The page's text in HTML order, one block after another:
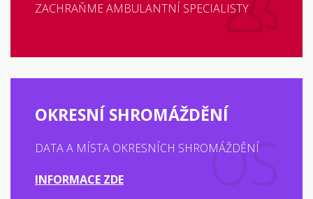
ZACHRAŇME AMBULANTNÍ SPECIALISTY
OKRESNÍ SHROMÁŽDĚNÍ
DATA A MÍSTA OKRESNÍCH SHROMÁŽDĚNÍ
INFORMACE ZDE